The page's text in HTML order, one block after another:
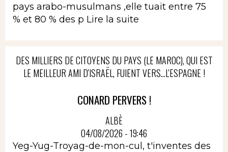
pays arabo-musulmans ,elle tuait entre 75
% et 80 % des p Lire la suite
DES MILLIERS DE CITOYENS DU PAYS (LE MAROC), QUI EST
LE MEILLEUR AMI D'ISRAËL, FUIENT VERS...L'ESPAGNE !
CONARD PERVERS !
ALBÈ
04/08/2026 - 19:46
Yeg-Yug-Troyag-de-mon-cul, t'inventes des